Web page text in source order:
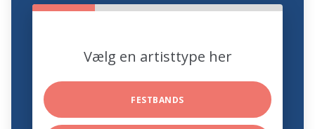
Vælg en artisttype her
FESTBANDS